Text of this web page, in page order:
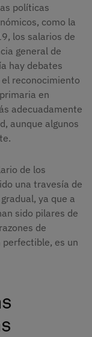
políticas
como la
los salarios de
general de
hay debates
reconocimiento
en
adecuadamente
aunque algunos
de los
una travesía de
ya que a
sido pilares de
de
perfectible, es un